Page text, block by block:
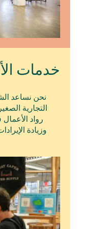
خدمات
نحن نساعد
التجارية
رواد الأعمال
وزيادة